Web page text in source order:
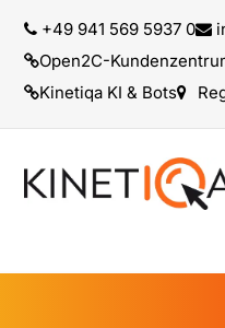
+49 941 569 5937 0
Open2C-
Kinetiqa KI & Bots